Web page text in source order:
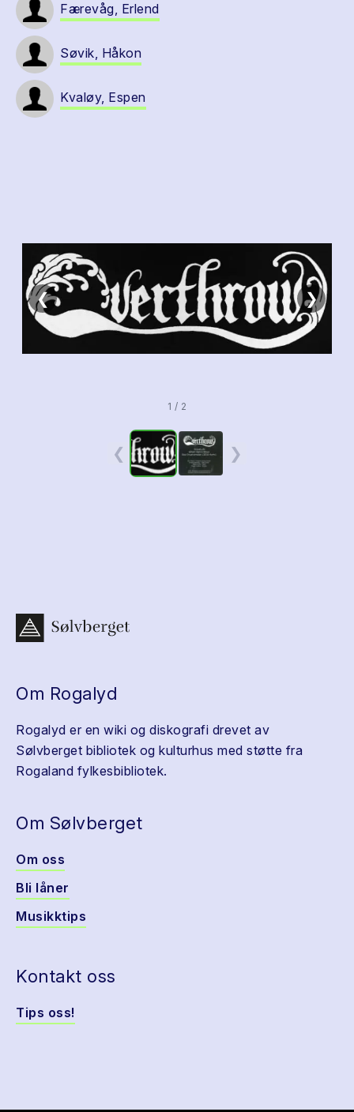
Færevåg, Erlend
Søvik, Håkon
Kvaløy, Espen
❮ ❯
1 / 2
❮ ❯
Om Rogalyd
Rogalyd er en wiki og diskografi drevet av
Sølvberget bibliotek og kulturhus med støtte fra
Rogaland fylkesbibliotek.
Om Sølvberget
Om oss
Bli låner
Musikktips
Kontakt oss
Tips oss!